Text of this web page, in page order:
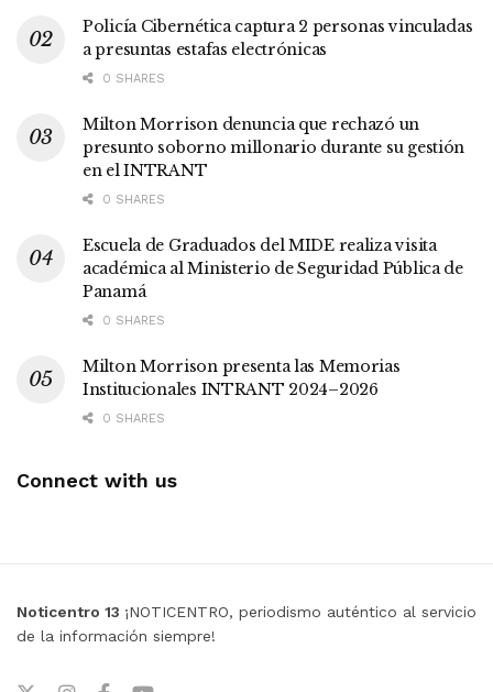
Policía Cibernética captura 2 personas vinculadas
a presuntas estafas electrónicas
0 SHARES
Milton Morrison denuncia que rechazó un
presunto soborno millonario durante su gestión
en el INTRANT
0 SHARES
Escuela de Graduados del MIDE realiza visita
académica al Ministerio de Seguridad Pública de
Panamá
0 SHARES
Milton Morrison presenta las Memorias
Institucionales INTRANT 2024–2026
0 SHARES
Connect with us
Noticentro 13 ¡NOTICENTRO, periodismo auténtico al servicio
de la información siempre!